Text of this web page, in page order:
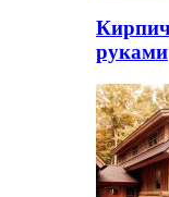
руками